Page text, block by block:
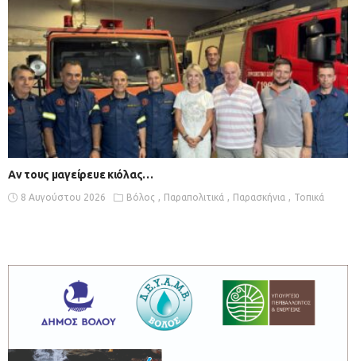
Αν τους μαγείρευε κιόλας…
8 Αυγούστου 2026 Βόλος Παραπολιτικά Παρασκήνια Τοπικά